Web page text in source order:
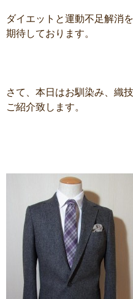
ダイエットと運動不足解消
期待しております。
さて、本日はお馴染み、織
ご紹介致します。